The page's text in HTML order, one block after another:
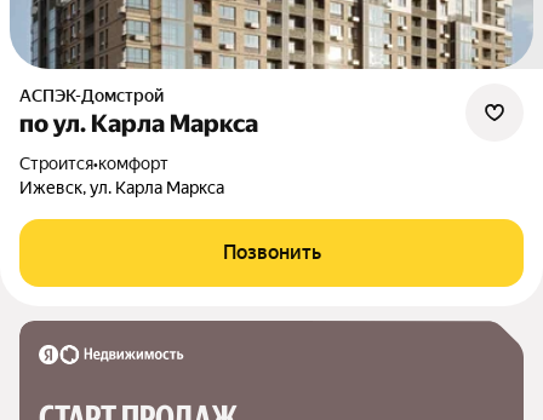
АСПЭК-Домстрой
по ул. Карла Маркса
Строится•комфорт
Ижевск, ул. Карла Маркса
Позвонить